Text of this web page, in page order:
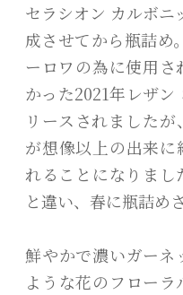
セラシオン カルボニ
成させてから瓶詰め
ーロワの為に使用
かった2021年レザン
リースされました
が想像以上の出来に
れることになりまし
と違い、春に瓶詰め
鮮やかで濃いガーネ
ような花のフロー